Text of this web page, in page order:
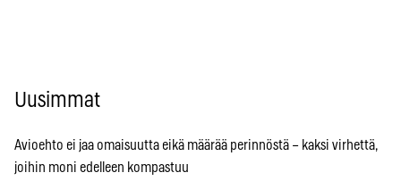
Uusimmat
Avioehto ei jaa omaisuutta eikä määrää perinnöstä – kaksi virhettä,
joihin moni edelleen kompastuu